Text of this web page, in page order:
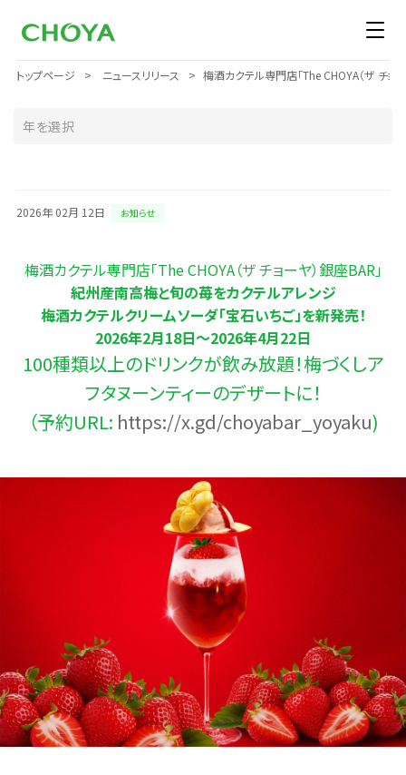
トップページ ニュースリリース 梅酒カクテル専門店「The CHOYA（ザ チョ
2026年 02月 12日 お知らせ
梅酒カクテル専門店「The CHOYA（ザ チョーヤ）銀座BAR」
紀州産南高梅と旬の苺をカクテルアレンジ
梅酒カクテルクリームソーダ「宝石いちご」を新発売！
2026年2月18日～2026年4月22日
100種類以上のドリンクが飲み放題！梅づくしア
フタヌーンティーのデザートに！
（予約URL: https://x.gd/choyabar_yoyaku)